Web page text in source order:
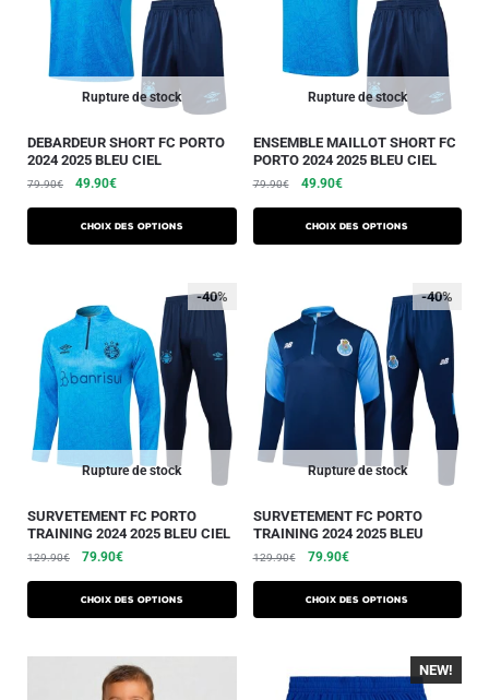
Rupture de stock
DEBARDEUR SHORT FC PORTO
2024 2025 BLEU CIEL
79.90€ 49.90€
Choix des options
Rupture de stock
ENSEMBLE MAILLOT SHORT FC
PORTO 2024 2025 BLEU CIEL
79.90€ 49.90€
Choix des options
Rupture de stock
-40%
SURVETEMENT FC PORTO
TRAINING 2024 2025 BLEU CIEL
129.90€ 79.90€
Choix des options
Rupture de stock
-40%
SURVETEMENT FC PORTO
TRAINING 2024 2025 BLEU
129.90€ 79.90€
Choix des options
NEW!